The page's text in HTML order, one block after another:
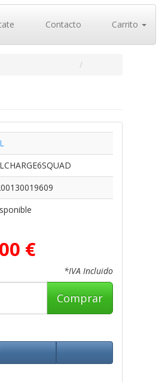
Contacto Carrito
€
*IVA Incluido
Comprar